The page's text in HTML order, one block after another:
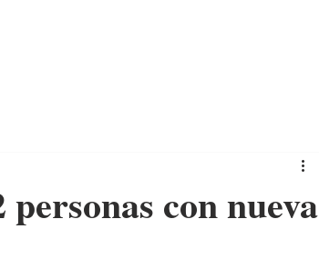
con nueva